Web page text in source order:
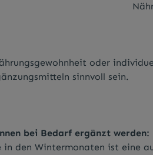
oder
sinnvoll sein.
bei Bedarf ergänzt werden:
in den Wintermonaten ist eine